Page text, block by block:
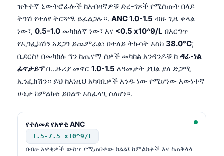
ዝቅተኛ ኒውትሮፊሎች ከአብዛኛዎቹ ድረ-ገጾች የሚሰጡት በላይ
ትንሽ የተለየ ትርጓሜ ይፈልጋሉ።. ANC 1.0-1.5 ብዙ ጊዜ ቀላል
ነው፣, 0.5-1.0 መካከለኛ ነው፣ እና <0.5 x10^9/L በእርግጥ
የኢንፌክሽን አደጋን ይጨምራል፣ በተለይ ትኩሳት እስከ 38.0°C;
ቢደርስ፤ በመካከሉ ግን ከጤናማ ሰዎች መካከል አንዳንዶቹ ከ ዳፊ-ነል
ፊኖታይፕበ…ዙሪያ መኖር 1.0-1.5 ለዓመታት ያህል ያለ ድጋሚ
ኢንፌክሽን። ይህ ከእነዚህ አካባቢዎች አንዱ ነው የሚሆነው እውነተኛ
ሁኔታ ከምልክቱ ይበልጥ አስፈላጊ ስለሆነ።.
የተለመደ የአዋቂ ANC
1.5-7.5 x10^9/L
በብዙ አዋቂዎች ውስጥ የሚጠበቀው ክልል፤ ከምልክቶች እና ከጠቅላላ